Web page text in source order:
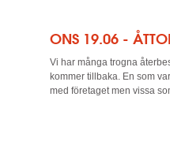
ONS 19.06 -
Vi har många trogna
kommer tillbaka. En som
med företaget men vissa